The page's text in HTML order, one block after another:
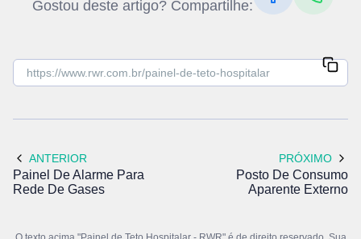
Gostou deste artigo? Compartilhe:
ANTERIOR
Painel De Alarme Para
Rede De Gases
PRÓXIMO
Posto De Consumo
Aparente Externo